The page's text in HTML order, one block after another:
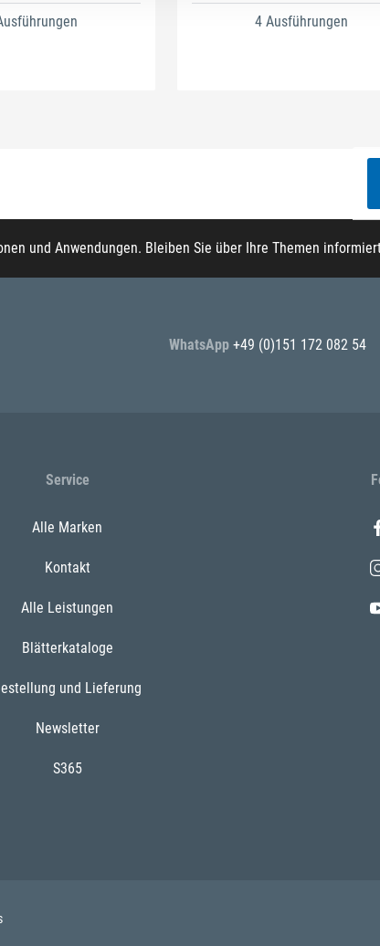
4 Ausführungen
und Anwendungen. Bleiben Sie über Ihre Themen
WhatsApp +49 (0)151 172 082 54
Service
Alle Marken
Kontakt
Alle Leistungen
Blätterkataloge
und Lieferung
Newsletter
S365